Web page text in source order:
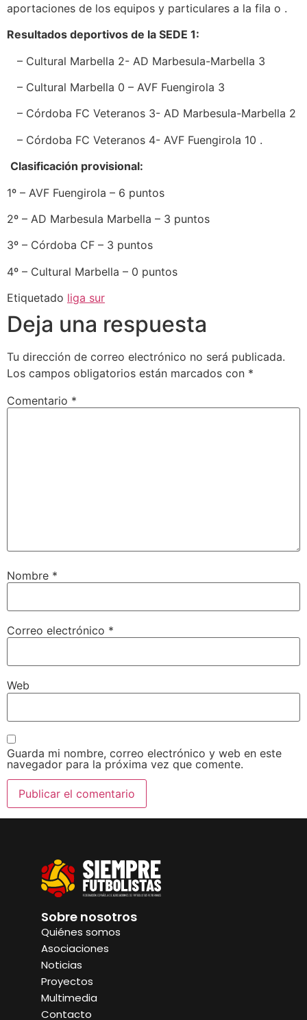
aportaciones de los equipos y particulares a la fila o .
Resultados deportivos de la SEDE 1:
– Cultural Marbella 2- AD Marbesula-Marbella 3
– Cultural Marbella 0 – AVF Fuengirola 3
– Córdoba FC Veteranos 3- AD Marbesula-Marbella 2
– Córdoba FC Veteranos 4- AVF Fuengirola 10 .
Clasificación provisional:
1º – AVF Fuengirola – 6 puntos
2º – AD Marbesula Marbella – 3 puntos
3º – Córdoba CF – 3 puntos
4º – Cultural Marbella – 0 puntos
Etiquetado liga sur
Deja una respuesta
Tu dirección de correo electrónico no será publicada.
Los campos obligatorios están marcados con *
Comentario *
Nombre *
Correo electrónico *
Web
Guarda mi nombre, correo electrónico y web en este
navegador para la próxima vez que comente.
Sobre nosotros
Quiénes somos
Asociaciones
Noticias
Proyectos
Multimedia
Contacto